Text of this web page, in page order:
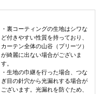
・裏コーティングの生地はシワな
ど付きやすい性質を持っており、
カーテン全体の山谷（プリーツ）
が綺麗に出ない場合がございま
す。
・生地の巾継を行った場合、つな
ぎ目の針穴から光漏れする場合が
ございます。光漏れを防ぐため、